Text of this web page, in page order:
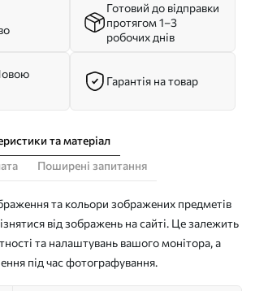
Готовий до відправки
протягом 1–3
робочих днів
Гарантія на товар
та матеріал
Поширені запитання
та кольори зображених предметів
від зображень на сайті. Це залежить
та налаштувань вашого монітора, а
під час фотографування.